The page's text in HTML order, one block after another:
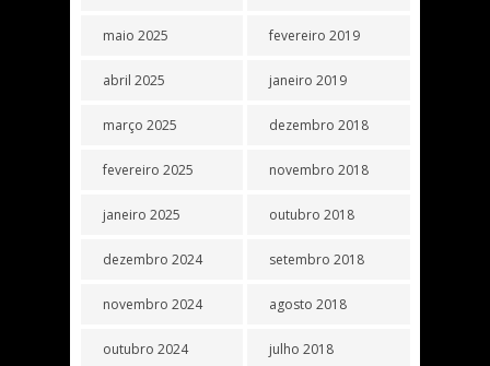
maio 2025
abril 2025
março 2025
fevereiro 2025
janeiro 2025
dezembro 2024
novembro 2024
outubro 2024
fevereiro 2019
janeiro 2019
dezembro 2018
novembro 2018
outubro 2018
setembro 2018
agosto 2018
julho 2018